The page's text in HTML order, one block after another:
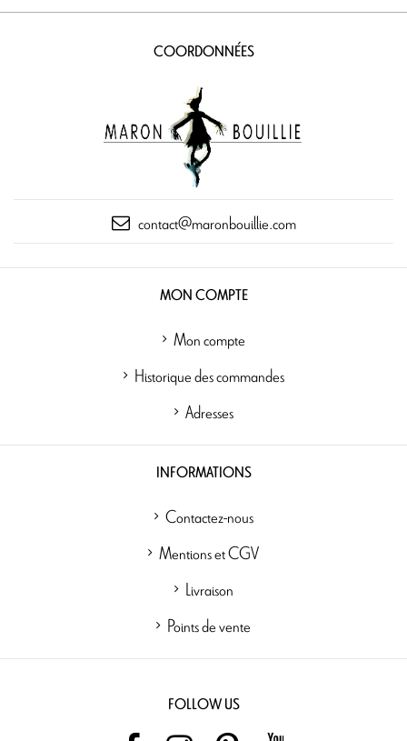
COORDONNÉES
contact@maronbouillie.com
MON COMPTE
Mon compte
Historique des commandes
Adresses
INFORMATIONS
Contactez-nous
Mentions et CGV
Livraison
Points de vente
FOLLOW US